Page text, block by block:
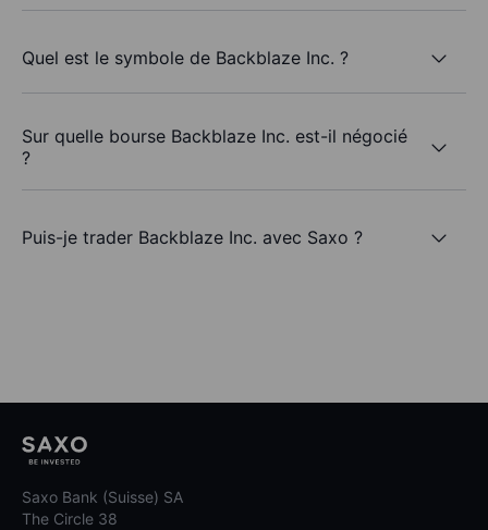
Quel est le symbole de Backblaze Inc. ?
Sur quelle bourse Backblaze Inc. est-il négocié
?
Puis-je trader Backblaze Inc. avec Saxo ?
Saxo Bank (Suisse) SA
The Circle 38